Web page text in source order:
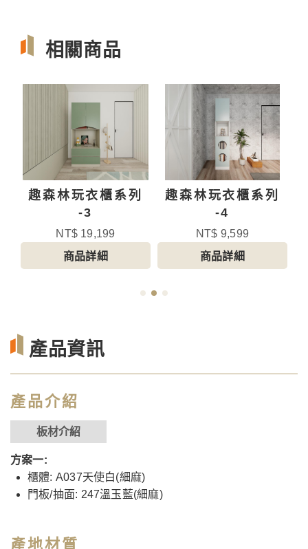
相關商品
趣森林玩衣櫃系列
NT$ 19,199
商品詳細
趣森林玩衣櫃系列
NT$ 9,599
商品詳細
產品資訊
產品介紹
板材介紹
方案一:
櫃體: A037天使白(細麻)
門板/抽面: 247溫玉藍(細麻)
產地材質